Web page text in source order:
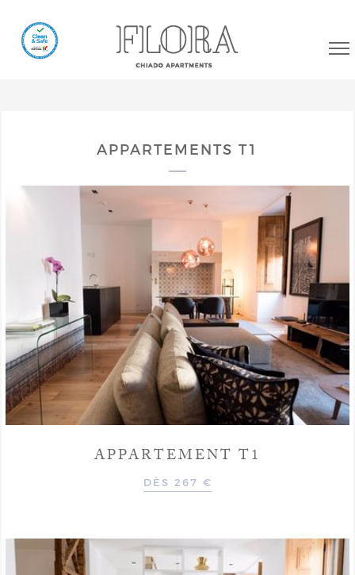
APPARTEMENTS T1
APPARTEMENT T1
DÈS 267 €